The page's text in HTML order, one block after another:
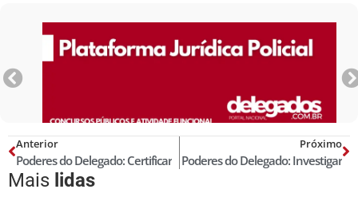
Anterior
Poderes do Delegado: Certificar
Próximo
Poderes do Delegado: Investigar
Mais lidas